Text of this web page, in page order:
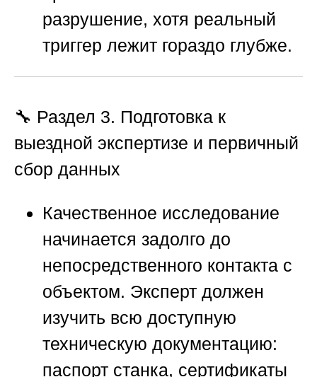
разрушение, хотя реальный
триггер лежит гораздо глубже.
🔧 Раздел 3. Подготовка к
выездной экспертизе и первичный
сбор данных
Качественное исследование
начинается задолго до
непосредственного контакта с
объектом. Эксперт должен
изучить всю доступную
техническую документацию:
паспорт станка, сертификаты